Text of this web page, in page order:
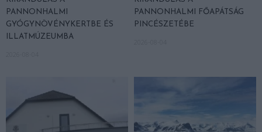
PANNONHALMI
GYÓGYNÖVÉNYKERTBE ÉS
ILLATMÚZEUMBA
PANNONHALMI FŐAPÁTSÁG
PINCÉSZETÉBE